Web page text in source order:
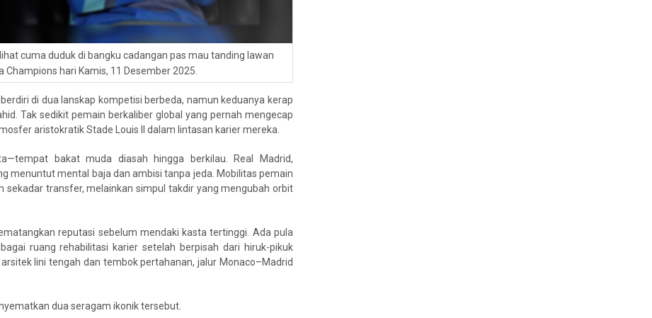
cuma duduk di bangku cadangan pas mau tanding lawan
Champions hari Kamis, 11 Desember 2025.
di dua lanskap kompetisi berbeda, namun keduanya kerap
Tak sedikit pemain berkaliber global yang pernah mengecap
aristokratik Stade Louis II dalam lintasan karier mereka.
bakat muda diasah hingga berkilau. Real Madrid,
menuntut mental baja dan ambisi tanpa jeda. Mobilitas pemain
sekadar transfer, melainkan simpul takdir yang mengubah orbit
reputasi sebelum mendaki kasta tertinggi. Ada pula
ruang rehabilitasi karier setelah berpisah dari hiruk-pikuk
lini tengah dan tembok pertahanan, jalur Monaco–Madrid
dua seragam ikonik tersebut.